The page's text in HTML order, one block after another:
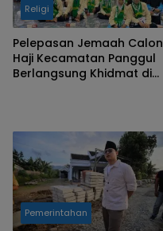
Religi
Pelepasan Jemaah Calon
Haji Kecamatan Panggul
Berlangsung Khidmat di
Pemerintahan